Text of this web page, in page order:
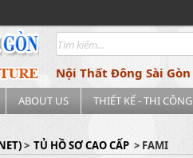
Nội Thất Đông Sài Gòn
ABOUT US THIẾT KẾ - THI CÔNG
> TỦ HỒ SƠ CAO CẤP > FAMI